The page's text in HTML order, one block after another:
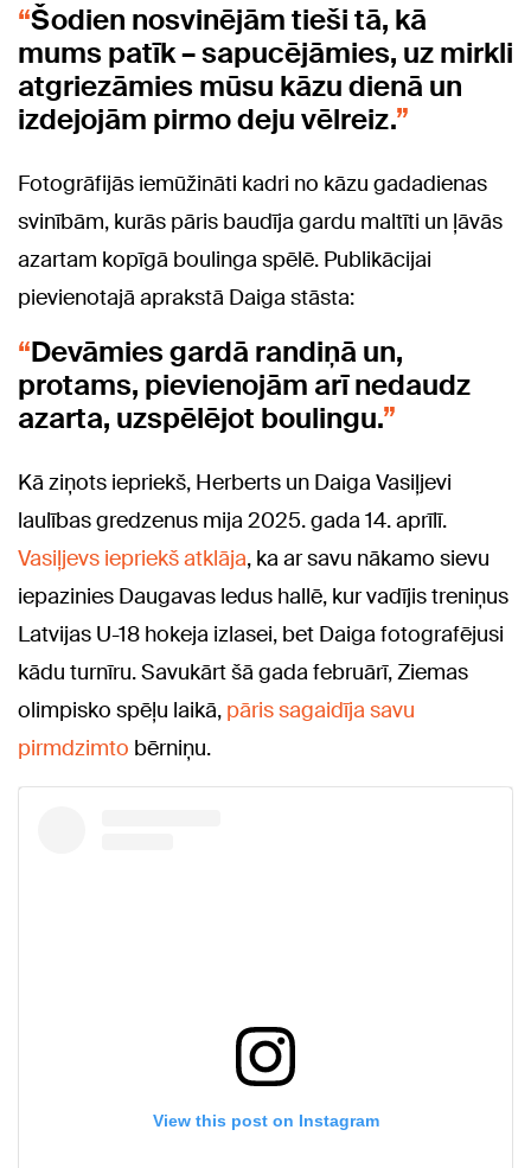
Šodien nosvinējām tieši tā, kā
mums patīk – sapucējāmies, uz mirkli
atgriezāmies mūsu kāzu dienā un
izdejojām pirmo deju vēlreiz.
Fotogrāfijās iemūžināti kadri no kāzu gadadienas
svinībām, kurās pāris baudīja gardu maltīti un ļāvās
azartam kopīgā boulinga spēlē. Publikācijai
pievienotajā aprakstā Daiga stāsta:
Devāmies gardā randiņā un,
protams, pievienojām arī nedaudz
azarta, uzspēlējot boulingu.
Kā ziņots iepriekš, Herberts un Daiga Vasiļjevi
laulības gredzenus mija 2025. gada 14. aprīlī.
Vasiļjevs iepriekš atklāja, ka ar savu nākamo sievu
iepazinies Daugavas ledus hallē, kur vadījis treniņus
Latvijas U-18 hokeja izlasei, bet Daiga fotografējusi
kādu turnīru. Savukārt šā gada februārī,Ziemas
olimpisko spēļu laikā, pāris sagaidīja savu
pirmdzimto bērniņu.